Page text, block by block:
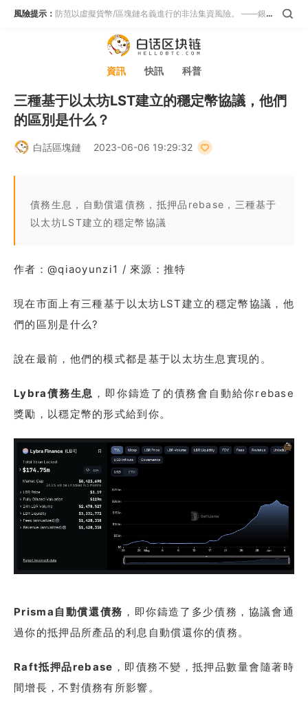
風險提示： 防范以虛擬貨幣/區塊鏈名義進行的非法集資風險。 ——銀保監會等五部門
資訊 快訊 科普
三種基于以太坊LST建立的穩定幣協議，他們
的區別是什么？
白話區塊鏈 2023-06-06 19:29:32
債務生息，自動償還債務，抵押品rebase，三種基于
以太坊LST建立的穩定幣協議
作者：@qiaoyunzi1 / 來源：推特
現在市面上有三種基于以太坊LST建立的穩定幣協議，他
們的區別是什么?
說在最前，他們的模式都是基于以太坊生息實現的。
Lybra債務生息 ，即你鑄造了的債務會自動給你rebase
獎勵，以穩定幣的形式給到你。
Prisma自動償還債務 ，即你鑄造了多少債務，協議會通
過你的抵押品所產品的利息自動償還你的債務。
Raft抵押品rebase ，即債務不變，抵押品數量會隨著時
間增長，不對債務有所影響。